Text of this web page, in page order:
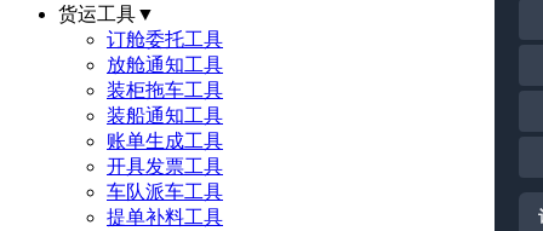
货运工具▼
订舱委托工具
放舱通知工具
装柜拖车工具
装船通知工具
账单生成工具
开具发票工具
车队派车工具
提单补料工具